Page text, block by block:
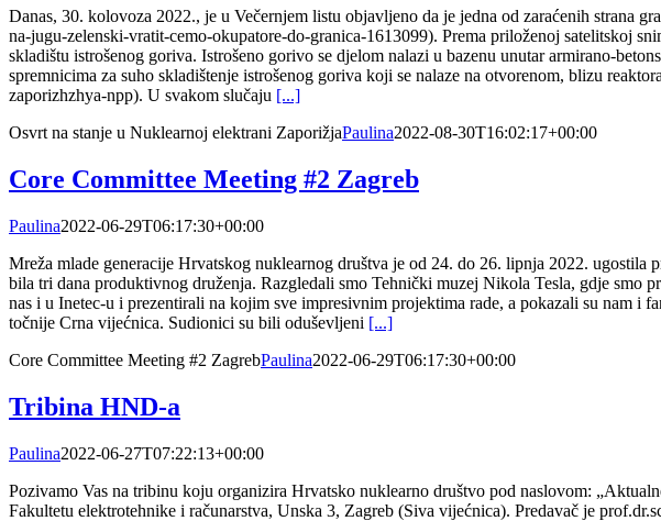
Danas, 30. kolovoza 2022., je u Večernjem listu objavljeno da je jedna od zaraćenih strana
na-jugu-zelenski-vratit-cemo-okupatore-do-granica-1613099). Prema priloženoj satelitskoj
skladištu istrošenog goriva. Istrošeno gorivo se djelom nalazi u bazenu unutar armirano-
spremnicima za suho skladištenje istrošenog goriva koji se nalaze na otvorenom, blizu
zaporizhzhya-npp). U svakom slučaju [...]
Osvrt na stanje u Nuklearnoj elektrani ZaporižjaPaulina2022-08-30T16:02:17+00:00
Core Committee Meeting #2 Zagreb
Paulina2022-06-29T06:17:30+00:00
Mreža mlade generacije Hrvatskog nuklearnog društva je od 24. do 26. lipnja 2022.
bila tri dana produktivnog druženja. Razgledali smo Tehnički muzej Nikola Tesla, gdje smo
nas i u Inetec-u i prezentirali na kojim sve impresivnim projektima rade, a pokazali su nam i
točnije Crna vijećnica. Sudionici su bili oduševljeni [...]
Core Committee Meeting #2 ZagrebPaulina2022-06-29T06:17:30+00:00
Tribina HND-a
Paulina2022-06-27T07:22:13+00:00
Pozivamo Vas na tribinu koju organizira Hrvatsko nuklearno društvo pod naslovom:
Fakultetu elektrotehnike i računarstva, Unska 3, Zagreb (Siva vijećnica). Predavač je